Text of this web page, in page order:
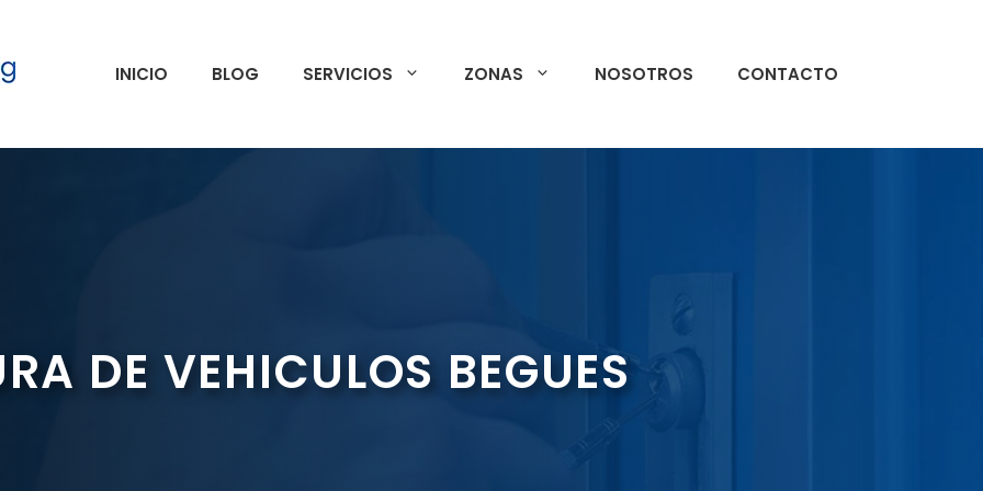
INICIO BLOG SERVICIOS ZONAS NOSOTROS CONTACTO
DE VEHICULOS BEGUES